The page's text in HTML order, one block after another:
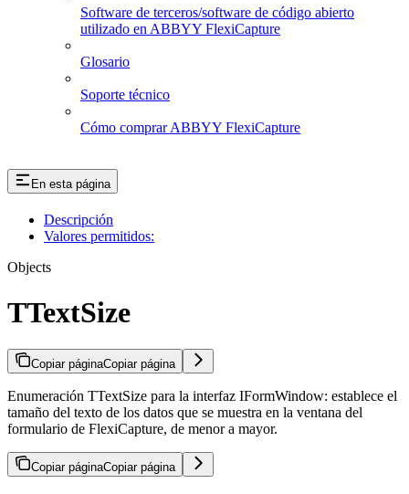
Software de terceros/software de código abierto
utilizado en ABBYY FlexiCapture
Glosario
Soporte técnico
Cómo comprar ABBYY FlexiCapture
En esta página
Descripción
Valores permitidos:
Objects
TTextSize
Copiar páginaCopiar página
Enumeración TTextSize para la interfaz IFormWindow: establece el
tamaño del texto de los datos que se muestra en la ventana del
formulario de FlexiCapture, de menor a mayor.
Copiar páginaCopiar página